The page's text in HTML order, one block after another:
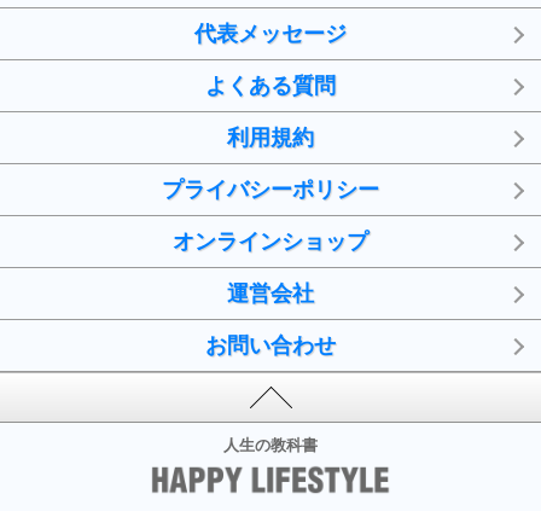
代表メッセージ
よくある質問
利用規約
プライバシーポリシー
オンラインショップ
運営会社
お問い合わせ
人生の教科書